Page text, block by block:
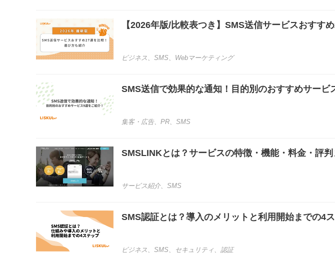
【2026年版/比較表つき】SMS送信サービスおすす
ビジネス 、 SMS、 Webマーケティング
SMS送信で効果的な通知！目的別のおすすめサービ
集客・広告、 PR、 SMS
SMSLINKとは？サービスの特徴・機能・料金・評
サービス紹介、 SMS
SMS認証とは？導入のメリットと利用開始までの4
ビジネス 、 SMS、 セキュリティ 、 認証